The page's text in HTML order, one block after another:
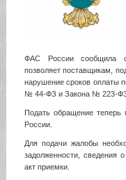
ФАС России сообщила о
позволяет поставщикам,
нарушение сроков оплаты
№ 44-ФЗ и Закона № 223-
Подать обращение
России.
Для подачи жалобы
задолженности, сведения
акт приемки.